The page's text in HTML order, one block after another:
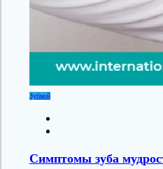
Зубной
Симптомы зуба